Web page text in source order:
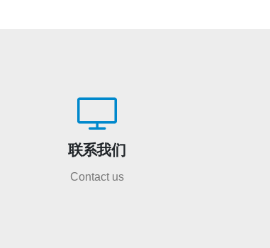
联系我们
Contact us